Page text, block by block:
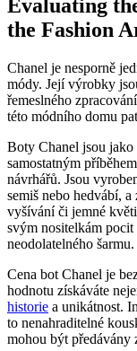
Evaluating
the ⁤Fashion⁤
Chanel je​ nesporně
módy. Její výrobky
řemeslného
této módního domu
Boty Chanel jsou
samostatným
návrhářů. Jsou
semiš nebo hedvábí,
vyšívání či jemné
svým nositelkám
neodolatelného šarmu.
Cena ⁢bot Chanel je
hodnotu získáváte
historie ⁣a unikátnost.
to ‍nenahraditelné
mohou být předávány